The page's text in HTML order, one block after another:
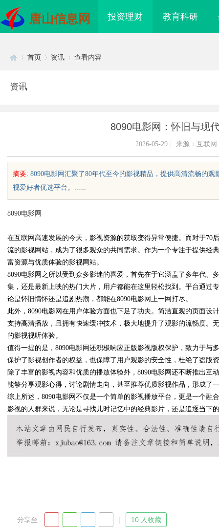
唐山信息网 投资理财 教育科研
uz
!
首页 资讯 查看内容
资讯
8090电影网：怀旧与现
2026-05-29 来源：互联网
摘要: 8090电影网汇聚了80年代至今的影视精品，提供高清流畅的
视爱好者优选平台。......
8090电影网
在互联网高速发展的今天，影视资源的获取变得异常便捷。而对于70
流的影视网站，成为了很多观众的共同需求。作为一个专注于提供经
富资源与优质体验的影视网站。
8090电影网之所以受到众多影迷的喜爱，首先在于它涵盖了多年代、
集，还是最新上映的热门大片，用户都能在这里轻松找到。平台通过
论是怀旧情怀还是追剧热潮，都能在8090电影网上一网打尽。
此外，8090电影网在用户体验方面也下足了功夫。简洁直观的页面
支持高清播放，且拥有快速缓冲技术，极大地提升了观影的流畅度。
的影视视听体验。
值得一提的是，8090电影网还积极响应正版影视版权保护，致力于
保护了影视创作者的权益，也保障了用户观影的安全性，杜绝了盗版
除了丰富的影视内容和优质的播放体验外，8090电影网还不断推出
能够分享观影心得，讨论剧情走向，甚至推荐优质影视作品，形成了
综上所述，8090电影网不仅是一个简单的影视播放平台，更是一个
影视的人群来说，无论是寻找儿时记忆中的经典影片，还是追逐当下
分享至 : 10 人收藏
秘！专业充电桩项目软件开发商，
竟藏着哪些行业秘诀？ 花钱，ai却天天给